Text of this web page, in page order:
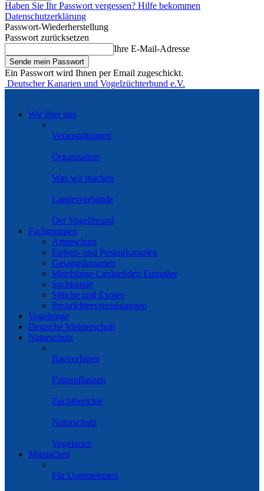
Haben Sie Ihr Passwort vergessen? Hilfe bekommen
Datenschutzerklärung
Passwort-Wiederherstellung
Passwort zurücksetzen
Ihre E-Mail-Adresse
Ein Passwort wird Ihnen per Email zugeschickt.
Deutscher Kanarien und Vogelzüchterbund e.V.
Wir über uns
Veranstaltungen
Organisation
Was wir machen
Landesverbände
Der Vogelfreund
Fachgruppen
Artenschutz
Farben- und Positurkanarien
Gesangskanarien
Mischlinge Cardueliden Europäer
Sachkunde
Sittiche und Exoten
Preisrichtervereinigungen
Vogelringe
Deutsche Meisterschaft
Naturschutz
Bauvorlagen
Futterpflanzen
Zuchtberichte
Naturschutz
Vogelarten
Mitmachen
Für Unternehmen